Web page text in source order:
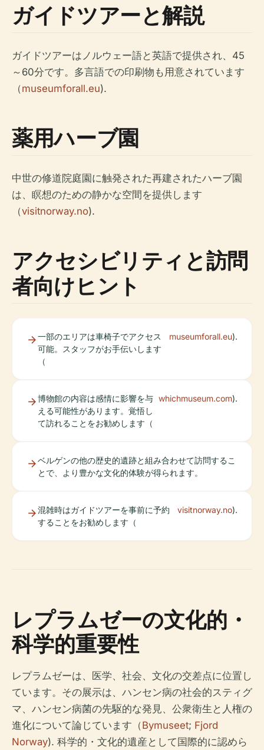
ガイドツアーと解説
ガイドツアーはノルウェー語と英語で提供され、45
～60分です。多言語での印刷物も用意されています
（museumforall.eu).
薬用ハーブ園
中世の修道院庭園に触発された再建されたハーブ園
は、瞑想のための静かな空間を提供します
（visitnorway.no).
アクセシビリティと訪問
者向けヒント
一部のエリアは車椅子でアクセス
可能。スタッフがお手伝いします
（
museumforall.eu).
博物館の内容は感情に影響を与
える可能性があります。覚悟し
て訪れることをお勧めします（
whichmuseum.com).
ベルゲンの他の歴史的遺跡と組み合わせて訪問するこ
とで、より豊かな文化的体験が得られます。
混雑時はガイドツアーを事前に予約
することをお勧めします（
visitnorway.no).
レプラムゼーの文化的・
科学的重要性
レプラムゼーは、医学、社会、文化の交差点に位置し
ています。その展示は、ハンセン病の社会的スティグ
マ、ハンセン病菌の先駆的な発見、公衆衛生と人権の
進化について論じています（Bymuseet; Fjord
Norway). 科学的・文化的遺産として国際的に認めら